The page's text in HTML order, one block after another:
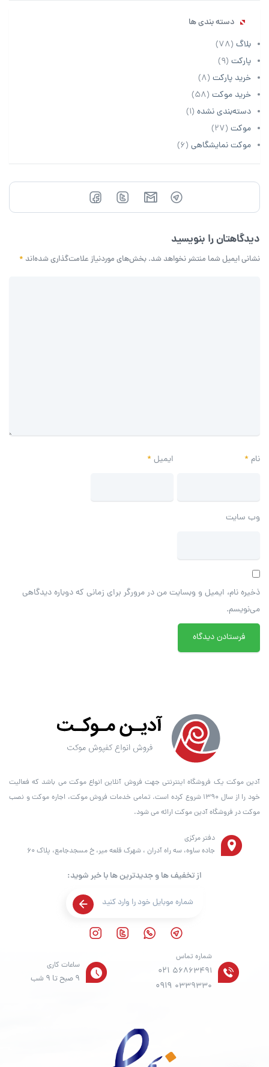
دسته بندی ها
بلاگ (78)
پارکت (9)
خرید پارکت (8)
خرید موکت (58)
دسته‌بندی نشده (1)
موکت (27)
موکت نمایشگاهی (6)
دیدگاهتان را بنویسید
نشانی ایمیل شما منتشر نخواهد شد. بخش‌های موردنیاز علامت‌گذاری شده‌اند *
نام* ایمیل*
وب‌ سایت
ذخیره نام، ایمیل و وبسایت من در مرورگر برای زمانی که دوباره دیدگاهی
می‌نویسم.
آدین موکت یک فروشگاه اینترنتی جهت فروش آنلاین انواع موکت می باشد که فعالیت
خود را از سال ۱۳۹۰ شروع کرده است. تمامی خدمات فروش موکت، اجاره موکت و نصب
موکت در فروشگاه آدین موکت ارائه می شود.
شماره تماس
021 56863491
0919 0339330
ساعات کاری
9 صبح تا 9 شب
دفتر مرکزی
جاده ساوه، سه راه آدران ، شهرک قلعه میر، خ مسجدجامع، پلاک 60
از تخفیف ها و جدیدترین ها با خبر شوید: